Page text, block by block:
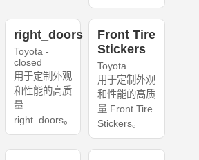
right_doors
Toyota -
closed
用于定制外观
和性能的高质
量
right_doors。
Front Tire
Stickers
Toyota
用于定制外观
和性能的高质
量 Front Tire
Stickers。